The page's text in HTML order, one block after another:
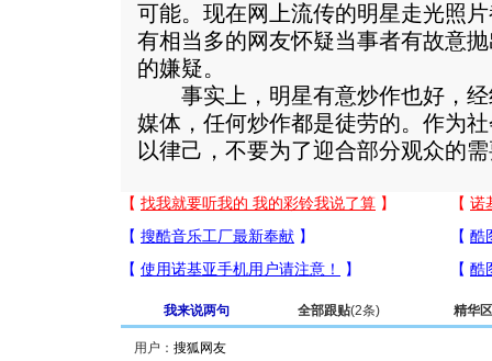
可能。现在网上流传的明星走光照
有相当多的网友怀疑当事者有故意
的嫌疑。
事实上，明星有意炒作也好，经
媒体，任何炒作都是徒劳的。作为
以律己，不要为了迎合部分观众的
我来说两句 全部跟贴(2条) 精华区
用户：